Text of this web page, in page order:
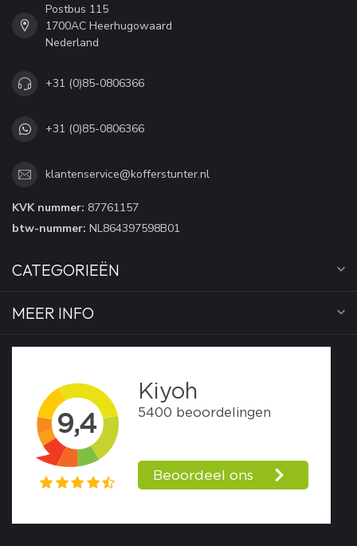
Postbus 115
1700AC Heerhugowaard
Nederland
+31 (0)85-0806366
+31 (0)85-0806366
klantenservice@kofferstunter.nl
KVK nummer: 87761157
btw-nummer: NL864397598B01
CATEGORIEËN
MEER INFO